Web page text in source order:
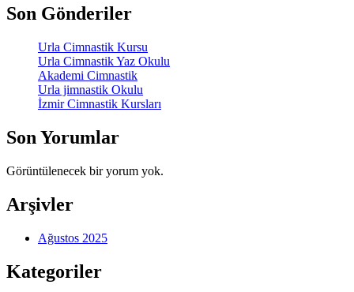
Son Gönderiler
Urla Cimnastik Kursu
Urla Cimnastik Yaz Okulu
Akademi Cimnastik
Urla jimnastik Okulu
İzmir Cimnastik Kursları
Son Yorumlar
Görüntülenecek bir yorum yok.
Arşivler
Ağustos 2025
Kategoriler